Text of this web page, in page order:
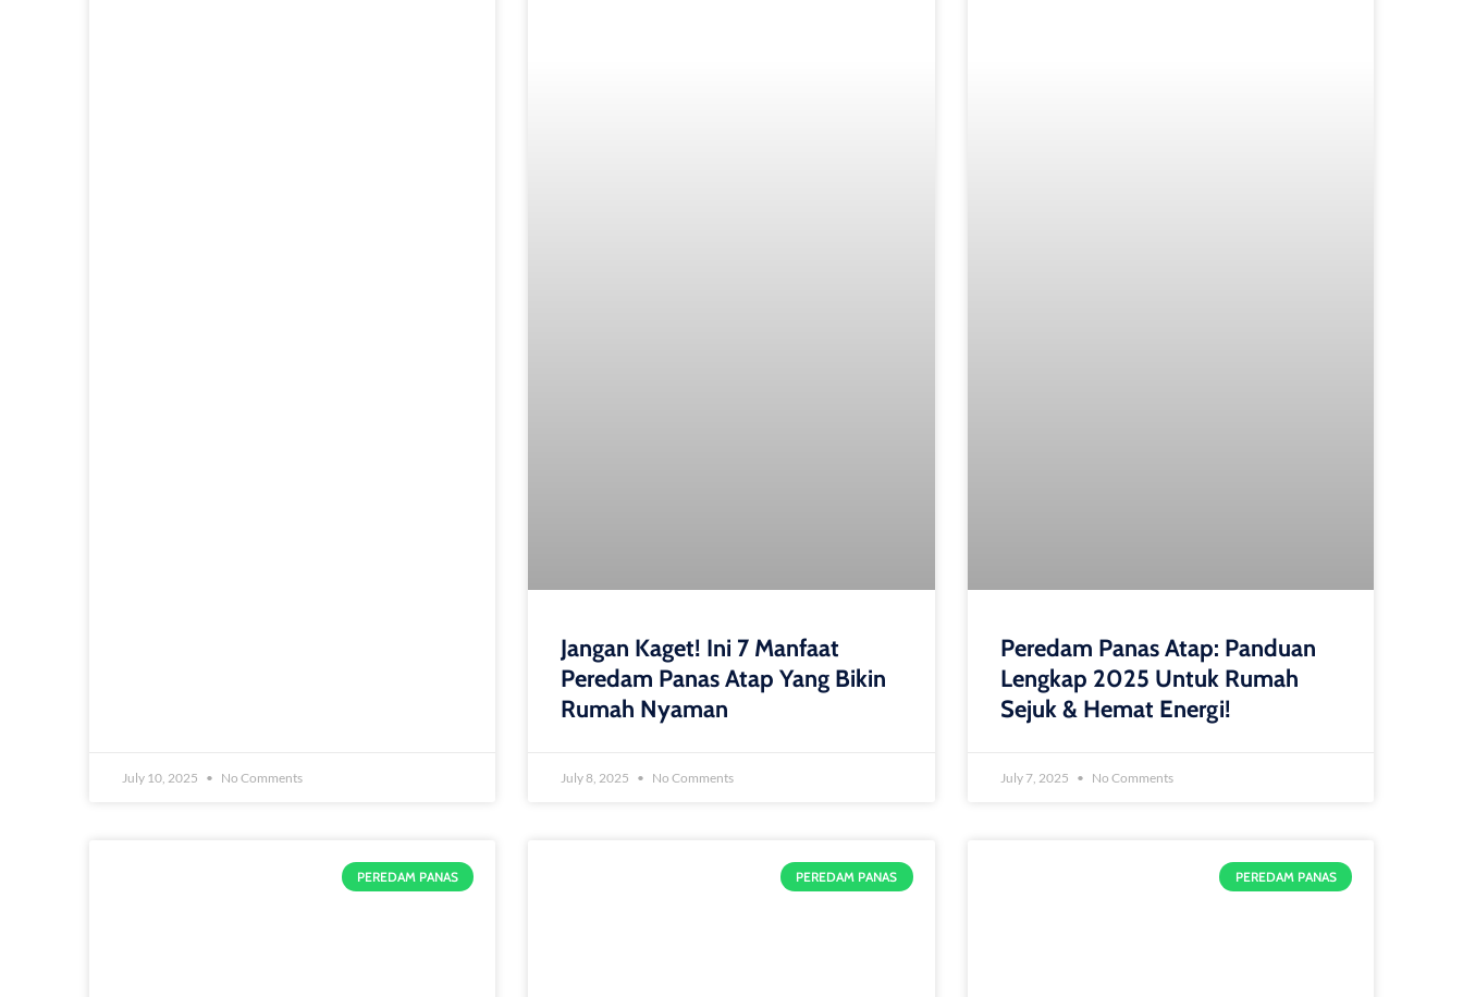
July 10, 2025 No Comments
Jangan Kaget! Ini 7 Manfaat
Peredam Panas Atap Yang Bikin
Rumah Nyaman
July 8, 2025 No Comments
Peredam Panas Atap: Panduan
Lengkap 2025 Untuk Rumah
Sejuk & Hemat Energi!
July 7, 2025 No Comments
PEREDAM PANAS PEREDAM PANAS PEREDAM PANAS